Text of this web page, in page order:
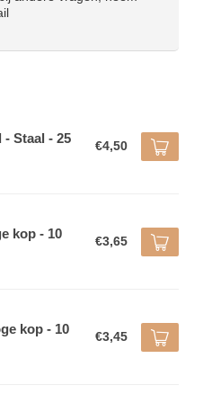
Staal - 25
€4,50
kop - 10
€3,65
kop - 10
€3,45